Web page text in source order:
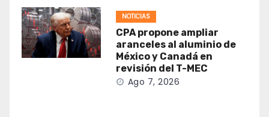
NOTICIAS
CPA propone ampliar
aranceles al aluminio de
México y Canadá en
revisión del T-MEC
Ago 7, 2026